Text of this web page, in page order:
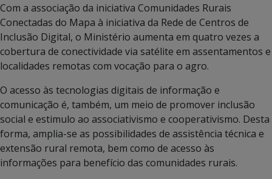
Com a associação da iniciativa Comunidades Rurais
Conectadas do Mapa à iniciativa da Rede de Centros de
Inclusão Digital, o Ministério aumenta em quatro vezes a
cobertura de conectividade via satélite em assentamentos e
localidades remotas com vocação para o agro.
O acesso às tecnologias digitais de informação e
comunicação é, também, um meio de promover inclusão
social e estimulo ao associativismo e cooperativismo. Desta
forma, amplia-se as possibilidades de assistência técnica e
extensão rural remota, bem como de acesso às
informações para benefício das comunidades rurais.